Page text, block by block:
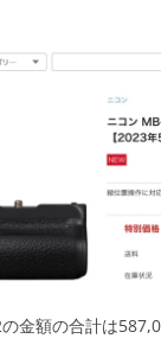
金額の合計は